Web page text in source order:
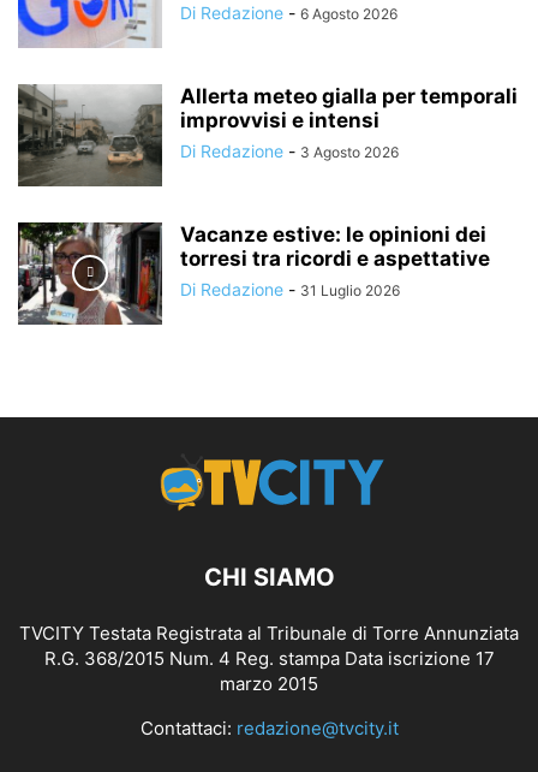
Di Redazione - 6 Agosto 2026
Allerta meteo gialla per temporali
improvvisi e intensi
Di Redazione - 3 Agosto 2026
Vacanze estive: le opinioni dei
torresi tra ricordi e aspettative
Di Redazione - 31 Luglio 2026
CHI SIAMO
TVCITY Testata Registrata al Tribunale di Torre Annunziata
R.G. 368/2015 Num. 4 Reg. stampa Data iscrizione 17
marzo 2015
Contattaci: redazione@tvcity.it